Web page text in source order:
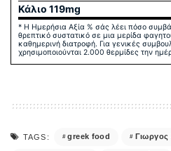
Κάλιο 119mg
* Η Ημερήσια Αξία % σάς λέει πόσο
θρεπτικό συστατικό σε μια μερίδα
καθημερινή διατροφή. Για γενικές
χρησιμοποιούνται 2.000 θερμίδες την
TAGS: greek food Γιωργος